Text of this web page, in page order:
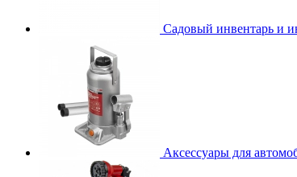
Садовый инвентарь и
Аксессуары для